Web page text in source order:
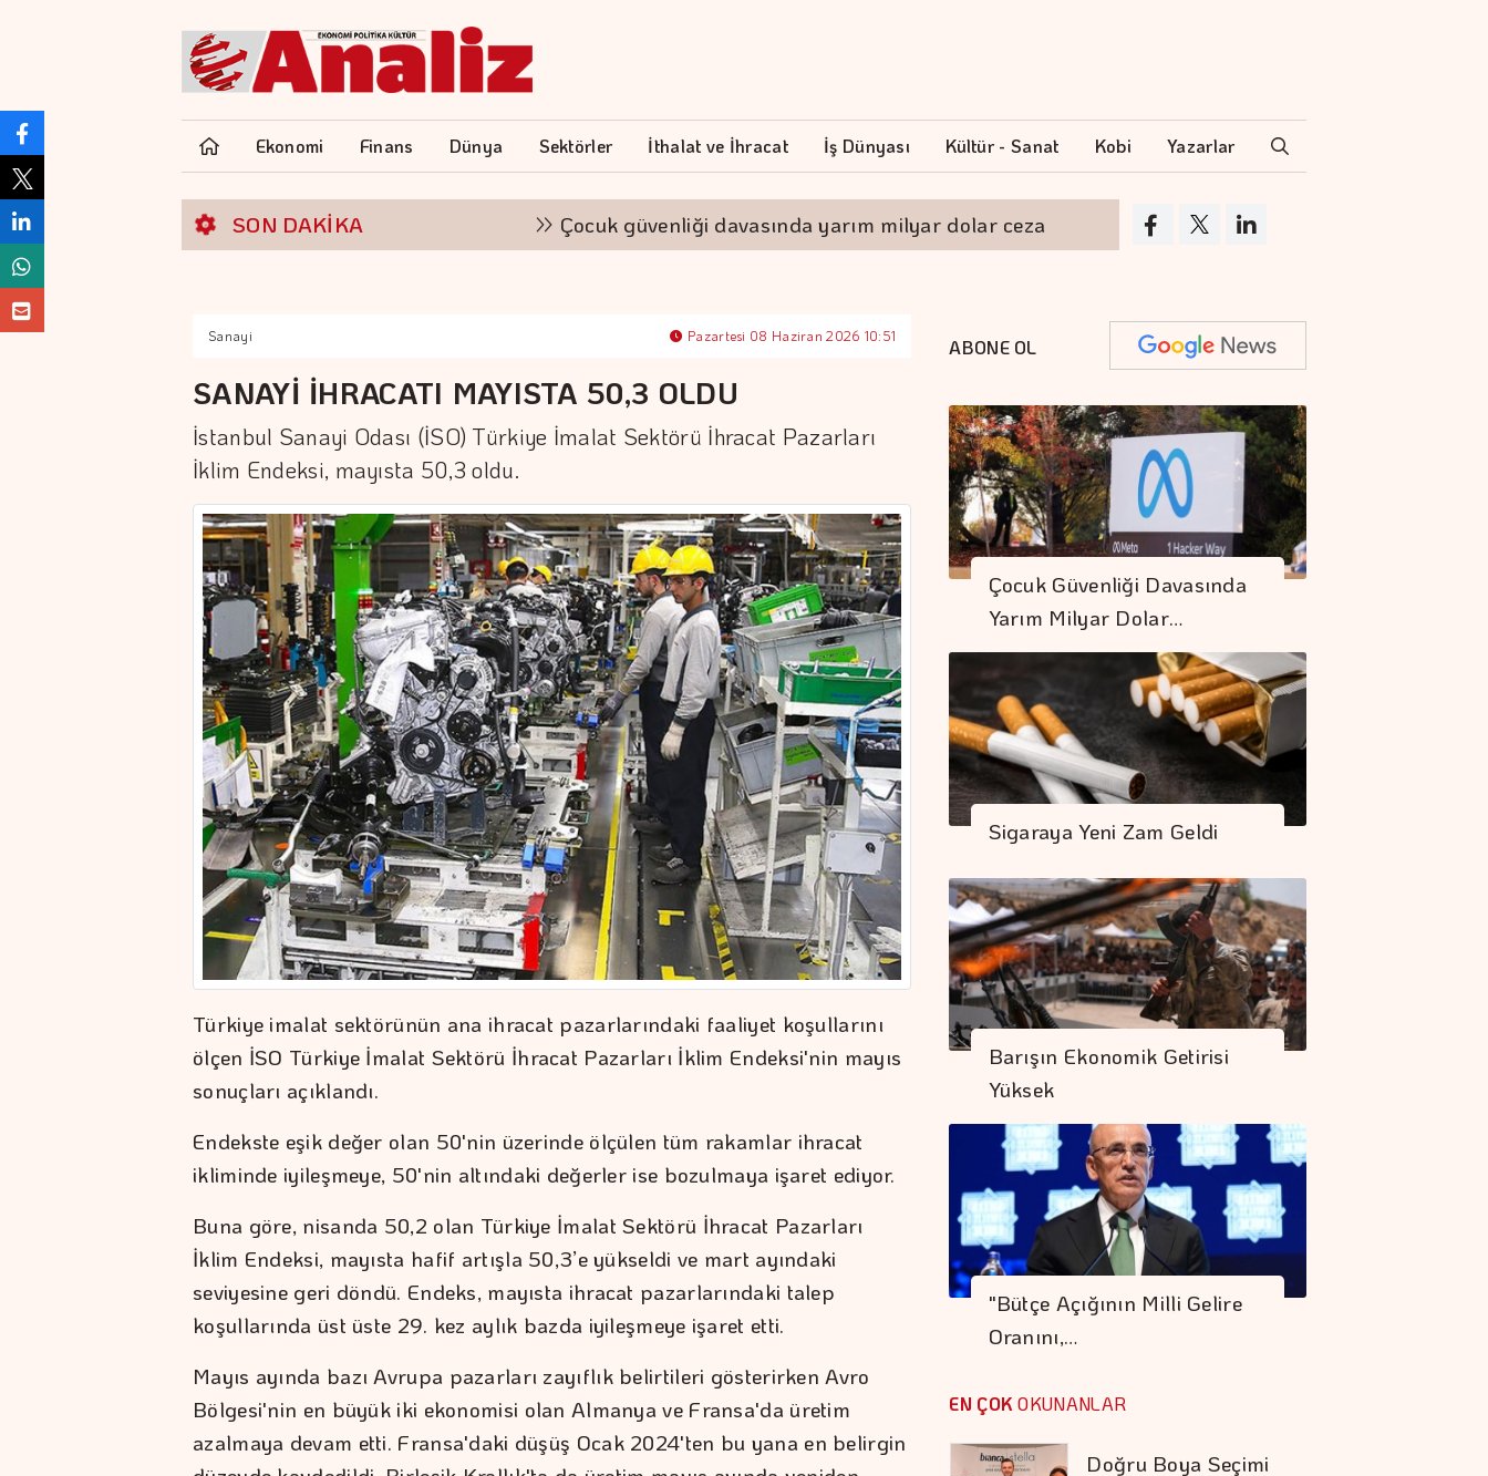
Ekonomi Finans Dünya Sektörler İthalat ve İhracat İş Dünyası Kültür - Sanat Kobi Yazarlar
SON DAKİKA Çocuk güvenliği davasında yarım milyar dolar ceza Sigaraya yeni zam geldi
Sanayi Pazartesi 08 Haziran 2026 10:51
SANAYİ İHRACATI MAYISTA 50,3 OLDU
İstanbul Sanayi Odası (İSO) Türkiye İmalat Sektörü İhracat Pazarları
İklim Endeksi, mayısta 50,3 oldu.
Türkiye imalat sektörünün ana ihracat pazarlarındaki faaliyet koşullarını
ölçen İSO Türkiye İmalat Sektörü İhracat Pazarları İklim Endeksi'nin mayıs
sonuçları açıklandı.
Endekste eşik değer olan 50'nin üzerinde ölçülen tüm rakamlar ihracat
ikliminde iyileşmeye, 50'nin altındaki değerler ise bozulmaya işaret ediyor.
Buna göre, nisanda 50,2 olan Türkiye İmalat Sektörü İhracat Pazarları
İklim Endeksi, mayısta hafif artışla 50,3’e yükseldi ve mart ayındaki
seviyesine geri döndü. Endeks, mayısta ihracat pazarlarındaki talep
koşullarında üst üste 29. kez aylık bazda iyileşmeye işaret etti.
Mayıs ayında bazı Avrupa pazarları zayıflık belirtileri gösterirken Avro
Bölgesi'nin en büyük iki ekonomisi olan Almanya ve Fransa'da üretim
azalmaya devam etti. Fransa'daki düşüş Ocak 2024'ten bu yana en belirgin
ABONE OL
Çocuk Güvenliği Davasında
Yarım Milyar Dolar…
Sigaraya Yeni Zam Geldi
Barışın Ekonomik Getirisi
Yüksek
"Bütçe Açığının Milli Gelire
Oranını,…
EN ÇOK OKUNANLAR
Petrol Anlaşma
Umutlarına Rağmen
Temmuz Enflasyonu
Dezenflasyon
Sürecini Destekledi
COP31 Süreci, İş
Dünyası İçin
Stratejik Bir Eşiktir
Milyar Dolar Oldu
Doğru Boya Seçimi